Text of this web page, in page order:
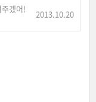
겠어!
2013.10.20